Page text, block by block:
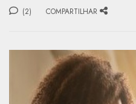
(2) COMPARTILHAR